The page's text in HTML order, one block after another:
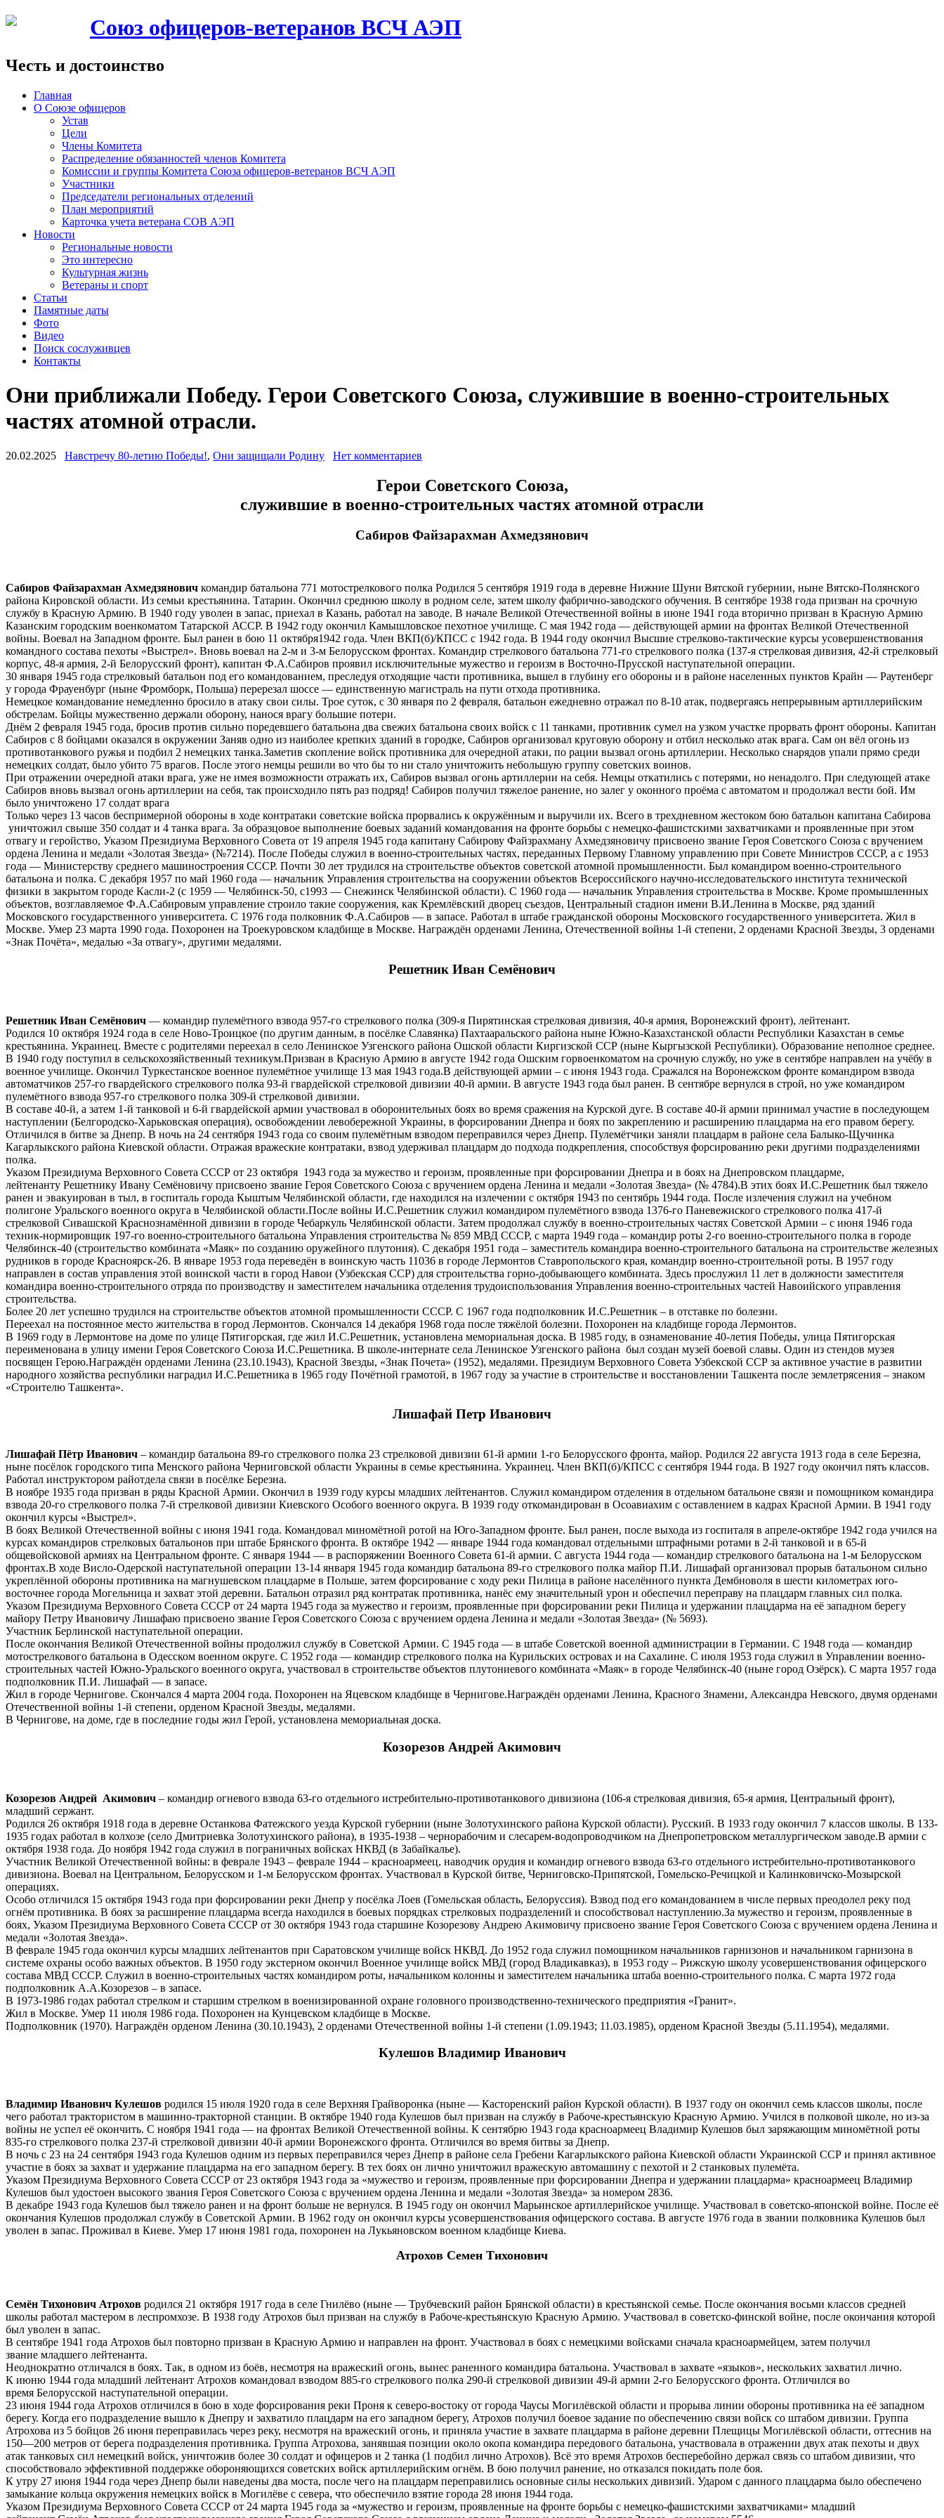
Союз офицеров-ветеранов ВСЧ АЭП
Честь и достоинство
Главная
О Союзе офицеров
Устав
Цели
Члены Комитета
Распределение обязанностей членов Комитета
Комиссии и группы Комитета Союза офицеров-ветеранов ВСЧ АЭП
Участники
Председатели региональных отделений
План мероприятий
Карточка учета ветерана CОВ АЭП
Новости
Региональные новости
Это интересно
Культурная жизнь
Ветераны и спорт
Статьи
Памятные даты
Фото
Видео
Поиск сослуживцев
Контакты
Они приближали Победу. Герои Советского Союза, служившие в военно-строительных
частях атомной отрасли.
20.02.2025 Навстречу 80-летию Победы!, Они защищали Родину Нет комментариев
Герои Советского Союза,
служившие в военно-строительных частях атомной отрасли
Сабиров Файзарахман Ахмедзянович
Сабиров Файзарахман Ахмедзянович командир батальона 771 мотострелкового полка Родился 5 сентября 1919 года в деревне Нижние Шуни Вятской губернии, ныне Вятско-Полянского
района Кировской области. Из семьи крестьянина. Татарин. Окончил среднюю школу в родном селе, затем школу фабрично-заводского обучения. В сентябре 1938 года призван на срочную
службу в Красную Армию. В 1940 году уволен в запас, приехал в Казань, работал на заводе. В начале Великой Отечественной войны в июне 1941 года вторично призван в Красную Армию
Казанским городским военкоматом Татарской АССР. В 1942 году окончил Камышловское пехотное училище. С мая 1942 года — действующей армии на фронтах Великой Отечественной
войны. Воевал на Западном фронте. Был ранен в бою 11 октября1942 года. Член ВКП(б)/КПСС с 1942 года. В 1944 году окончил Высшие стрелково-тактические курсы усовершенствования
командного состава пехоты «Выстрел». Вновь воевал на 2-м и 3-м Белорусском фронтах. Командир стрелкового батальона 771-го стрелкового полка (137-я стрелковая дивизия, 42-й стрелковый
корпус, 48-я армия, 2-й Белорусский фронт), капитан Ф.А.Сабиров проявил исключительные мужество и героизм в Восточно-Прусской наступательной операции.
30 января 1945 года стрелковый батальон под его командованием, преследуя отходящие части противника, вышел в глубину его обороны и в районе населенных пунктов Крайн — Раутенберг
у города Фрауенбург (ныне Фромборк, Польша) перерезал шоссе — единственную магистраль на пути отхода противника.
Немецкое командование немедленно бросило в атаку свои силы. Трое суток, с 30 января по 2 февраля, батальон ежедневно отражал по 8-10 атак, подвергаясь непрерывным артиллерийским
обстрелам. Бойцы мужественно держали оборону, нанося врагу большие потери.
Днём 2 февраля 1945 года, бросив против сильно поредевшего батальона два свежих батальона своих войск с 11 танками, противник сумел на узком участке прорвать фронт обороны. Капитан
Сабиров с 8 бойцами оказался в окружении Заняв одно из наиболее крепких зданий в городке, Сабиров организовал круговую оборону и отбил несколько атак врага. Сам он вёл огонь из
противотанкового ружья и подбил 2 немецких танка.Заметив скопление войск противника для очередной атаки, по рации вызвал огонь артиллерии. Несколько снарядов упали прямо среди
немецких солдат, было убито 75 врагов. После этого немцы решили во что бы то ни стало уничтожить небольшую группу советских воинов.
При отражении очередной атаки врага, уже не имея возможности отражать их, Сабиров вызвал огонь артиллерии на себя. Немцы откатились с потерями, но ненадолго. При следующей атаке
Сабиров вновь вызвал огонь артиллерии на себя, так происходило пять раз подряд! Сабиров получил тяжелое ранение, но залег у оконного проёма с автоматом и продолжал вести бой. Им
было уничтожено 17 солдат врага
Только через 13 часов беспримерной обороны в ходе контратаки советские войска прорвались к окружённым и выручили их. Всего в трехдневном жестоком бою батальон капитана Сабирова
уничтожил свыше 350 солдат и 4 танка врага. За образцовое выполнение боевых заданий командования на фронте борьбы с немецко-фашистскими захватчиками и проявленные при этом
отвагу и геройство, Указом Президиума Верховного Совета от 19 апреля 1945 года капитану Сабирову Файзрахману Ахмедзяновичу присвоено звание Героя Советского Союза с вручением
ордена Ленина и медали «Золотая Звезда» (№7214). После Победы служил в военно-строительных частях, переданных Первому Главному управлению при Совете Министров СССР, а с 1953
года — Министерству среднего машиностроения СССР. Почти 30 лет трудился на строительстве объектов советской атомной промышленности. Был командиром военно-строительного
батальона и полка. С декабря 1957 по май 1960 года — начальник Управления строительства на сооружении объектов Всероссийского научно-исследовательского института технической
физики в закрытом городе Касли-2 (с 1959 — Челябинск-50, с1993 — Снежинск Челябинской области). С 1960 года — начальник Управления строительства в Москве. Кроме промышленных
объектов, возглавляемое Ф.А.Сабировым управление строило такие сооружения, как Кремлёвский дворец съездов, Центральный стадион имени В.И.Ленина в Москве, ряд зданий
Московского государственного университета. С 1976 года полковник Ф.А.Сабиров — в запасе. Работал в штабе гражданской обороны Московского государственного университета. Жил в
Москве. Умер 23 марта 1990 года. Похоронен на Троекуровском кладбище в Москве. Награждён орденами Ленина, Отечественной войны 1-й степени, 2 орденами Красной Звезды, 3 орденами
«Знак Почёта», медалью «За отвагу», другими медалями.
Решетник Иван Семёнович
Решетник Иван Семёнович — командир пулемётного взвода 957-го стрелкового полка (309-я Пирятинская стрелковая дивизия, 40-я армия, Воронежский фронт), лейтенант.
Родился 10 октября 1924 года в селе Ново-Троицкое (по другим данным, в посёлке Славянка) Пахтааральского района ныне Южно-Казахстанской области Республики Казахстан в семье
крестьянина. Украинец. Вместе с родителями переехал в село Ленинское Узгенского района Ошской области Киргизской ССР (ныне Кыргызской Республики). Образование неполное среднее.
В 1940 году поступил в сельскохозяйственный техникум.Призван в Красную Армию в августе 1942 года Ошским горвоенкоматом на срочную службу, но уже в сентябре направлен на учёбу в
военное училище. Окончил Туркестанское военное пулемётное училище 13 мая 1943 года.В действующей армии – с июня 1943 года. Сражался на Воронежском фронте командиром взвода
автоматчиков 257-го гвардейского стрелкового полка 93-й гвардейской стрелковой дивизии 40-й армии. В августе 1943 года был ранен. В сентябре вернулся в строй, но уже командиром
пулемётного взвода 957-го стрелкового полка 309-й стрелковой дивизии.
В составе 40-й, а затем 1-й танковой и 6-й гвардейской армии участвовал в оборонительных боях во время сражения на Курской дуге. В составе 40-й армии принимал участие в последующем
наступлении (Белгородско-Харьковская операция), освобождении левобережной Украины, в форсировании Днепра и боях по закреплению и расширению плацдарма на его правом берегу.
Отличился в битве за Днепр. В ночь на 24 сентября 1943 года со своим пулемётным взводом переправился через Днепр. Пулемётчики заняли плацдарм в районе села Балыко-Щучинка
Кагарлыкского района Киевской области. Отражая вражеские контратаки, взвод удерживал плацдарм до подхода подкрепления, способствуя форсированию реки другими подразделениями
полка.
Указом Президиума Верховного Совета СССР от 23 октября 1943 года за мужество и героизм, проявленные при форсировании Днепра и в боях на Днепровском плацдарме,
лейтенанту Решетнику Ивану Семёновичу присвоено звание Героя Советского Союза с вручением ордена Ленина и медали «Золотая Звезда» (№ 4784).В этих боях И.С.Решетник был тяжело
ранен и эвакуирован в тыл, в госпиталь города Кыштым Челябинской области, где находился на излечении с октября 1943 по сентябрь 1944 года. После излечения служил на учебном
полигоне Уральского военного округа в Челябинской области.После войны И.С.Решетник служил командиром пулемётного взвода 1376-го Паневежиского стрелкового полка 417-й
стрелковой Сивашской Краснознамённой дивизии в городе Чебаркуль Челябинской области. Затем продолжал службу в военно-строительных частях Советской Армии – с июня 1946 года
техник-нормировщик 197-го военно-строительного батальона Управления строительства № 859 МВД СССР, с марта 1949 года – командир роты 2-го военно-строительного полка в городе
Челябинск-40 (строительство комбината «Маяк» по созданию оружейного плутония). С декабря 1951 года – заместитель командира военно-строительного батальона на строительстве железных
рудников в городе Красноярск-26. В январе 1953 года переведён в воинскую часть 11036 в городе Лермонтов Ставропольского края, командир военно-строительной роты. В 1957 году
направлен в состав управления этой воинской части в город Навои (Узбекская ССР) для строительства горно-добывающего комбината. Здесь прослужил 11 лет в должности заместителя
командира военно-строительного отряда по производству и заместителем начальника отделения трудоиспользования Управления военно-строительных частей Навоийского управления
строительства.
Более 20 лет успешно трудился на строительстве объектов атомной промышленности СССР. С 1967 года подполковник И.С.Решетник – в отставке по болезни.
Переехал на постоянное место жительства в город Лермонтов. Скончался 14 декабря 1968 года после тяжёлой болезни. Похоронен на кладбище города Лермонтов.
В 1969 году в Лермонтове на доме по улице Пятигорская, где жил И.С.Решетник, установлена мемориальная доска. В 1985 году, в ознаменование 40-летия Победы, улица Пятигорская
переименована в улицу имени Героя Советского Союза И.С.Решетника. В школе-интернате села Ленинское Узгенского района был создан музей боевой славы. Один из стендов музея
посвящен Герою.Награждён орденами Ленина (23.10.1943), Красной Звезды, «Знак Почета» (1952), медалями. Президиум Верховного Совета Узбекской ССР за активное участие в развитии
народного хозяйства республики наградил И.С.Решетника в 1965 году Почётной грамотой, в 1967 году за участие в строительстве и восстановлении Ташкента после землетрясения – знаком
«Строителю Ташкента».
Лишафай Петр Иванович
Лишафай Пётр Иванович – командир батальона 89-го стрелкового полка 23 стрелковой дивизии 61-й армии 1-го Белорусского фронта, майор. Родился 22 августа 1913 года в селе Березна,
ныне посёлок городского типа Менского района Черниговской области Украины в семье крестьянина. Украинец. Член ВКП(б)/КПСС с сентября 1944 года. В 1927 году окончил пять классов.
Работал инструктором райотдела связи в посёлке Березна.
В ноябре 1935 года призван в ряды Красной Армии. Окончил в 1939 году курсы младших лейтенантов. Служил командиром отделения в отдельном батальоне связи и помощником командира
взвода 20-го стрелкового полка 7-й стрелковой дивизии Киевского Особого военного округа. В 1939 году откомандирован в Осоавиахим с оставлением в кадрах Красной Армии. В 1941 году
окончил курсы «Выстрел».
В боях Великой Отечественной войны с июня 1941 года. Командовал миномётной ротой на Юго-Западном фронте. Был ранен, после выхода из госпиталя в апреле-октябре 1942 года учился на
курсах командиров стрелковых батальонов при штабе Брянского фронта. В октябре 1942 — январе 1944 года командовал отдельными штрафными ротами в 2-й танковой и в 65-й
общевойсковой армиях на Центральном фронте. С января 1944 — в распоряжении Военного Совета 61-й армии. С августа 1944 года — командир стрелкового батальона на 1-м Белорусском
фронтах.В ходе Висло-Одерской наступательной операции 13-14 января 1945 года командир батальона 89-го стрелкового полка майор П.И. Лишафай организовал прорыв батальоном сильно
укреплённой обороны противника на магнушевском плацдарме в Польше, затем форсирование с ходу реки Пилица в районе населённого пункта Дембноволя в шести километрах юго-
восточнее города Могельница и захват этой деревни. Батальон отразил ряд контратак противника, нанёс ему значительный урон и обеспечил переправу на плацдарм главных сил полка.
Указом Президиума Верховного Совета СССР от 24 марта 1945 года за мужество и героизм, проявленные при форсировании реки Пилица и удержании плацдарма на её западном берегу
майору Петру Ивановичу Лишафаю присвоено звание Героя Советского Союза с вручением ордена Ленина и медали «Золотая Звезда» (№ 5693).
Участник Берлинской наступательной операции.
После окончания Великой Отечественной войны продолжил службу в Советской Армии. С 1945 года — в штабе Советской военной администрации в Германии. С 1948 года — командир
мотострелкового батальона в Одесском военном округе. С 1952 года — командир стрелкового полка на Курильских островах и на Сахалине. С июля 1953 года служил в Управлении военно-
строительных частей Южно-Уральского военного округа, участвовал в строительстве объектов плутониевого комбината «Маяк» в городе Челябинск-40 (ныне город Озёрск). С марта 1957 года
подполковник П.И. Лишафай — в запасе.
Жил в городе Чернигове. Скончался 4 марта 2004 года. Похоронен на Яцевском кладбище в Чернигове.Награждён орденами Ленина, Красного Знамени, Александра Невского, двумя орденами
Отечественной войны 1-й степени, орденом Красной Звезды, медалями.
В Чернигове, на доме, где в последние годы жил Герой, установлена мемориальная доска.
Козорезов Андрей Акимович
Козорезов Андрей Акимович – командир огневого взвода 63-го отдельного истребительно-противотанкового дивизиона (106-я стрелковая дивизия, 65-я армия, Центральный фронт),
младший сержант.
Родился 26 октября 1918 года в деревне Останкова Фатежского уезда Курской губернии (ныне Золотухинского района Курской области). Русский. В 1933 году окончил 7 классов школы. В 133-
1935 годах работал в колхозе (село Дмитриевка Золотухинского района), в 1935-1938 – чернорабочим и слесарем-водопроводчиком на Днепропетровском металлургическом заводе.В армии с
октября 1938 года. До ноября 1942 года служил в пограничных войсках НКВД (в Забайкалье).
Участник Великой Отечественной войны: в феврале 1943 – феврале 1944 – красноармеец, наводчик орудия и командир огневого взвода 63-го отдельного истребительно-противотанкового
дивизиона. Воевал на Центральном, Белорусском и 1-м Белорусском фронтах. Участвовал в Курской битве, Черниговско-Припятской, Гомельско-Речицкой и Калинковичско-Мозырской
операциях.
Особо отличился 15 октября 1943 года при форсировании реки Днепр у посёлка Лоев (Гомельская область, Белоруссия). Взвод под его командованием в числе первых преодолел реку под
огнём противника. В боях за расширение плацдарма всегда находился в боевых порядках стрелковых подразделений и способствовал наступлению.За мужество и героизм, проявленные в
боях, Указом Президиума Верховного Совета СССР от 30 октября 1943 года старшине Козорезову Андрею Акимовичу присвоено звание Героя Советского Союза с вручением ордена Ленина и
медали «Золотая Звезда».
В феврале 1945 года окончил курсы младших лейтенантов при Саратовском училище войск НКВД. До 1952 года служил помощником начальников гарнизонов и начальником гарнизона в
системе охраны особо важных объектов. В 1950 году экстерном окончил Военное училище войск МВД (город Владикавказ), в 1953 году – Рижскую школу усовершенствования офицерского
состава МВД СССР. Служил в военно-строительных частях командиром роты, начальником колонны и заместителем начальника штаба военно-строительного полка. С марта 1972 года
подполковник А.А.Козорезов – в запасе.
В 1973-1986 годах работал стрелком и старшим стрелком в военизированной охране головного производственно-технического предприятия «Гранит».
Жил в Москве. Умер 11 июля 1986 года. Похоронен на Кунцевском кладбище в Москве.
Подполковник (1970). Награждён орденом Ленина (30.10.1943), 2 орденами Отечественной войны 1-й степени (1.09.1943; 11.03.1985), орденом Красной Звезды (5.11.1954), медалями.
Кулешов Владимир Иванович
Владимир Иванович Кулешов родился 15 июля 1920 года в селе Верхняя Грайворонка (ныне — Касторенский район Курской области). В 1937 году он окончил семь классов школы, после
чего работал трактористом в машинно-тракторной станции. В октябре 1940 года Кулешов был призван на службу в Рабоче-крестьянскую Красную Армию. Учился в полковой школе, но из-за
войны не успел её окончить. С ноября 1941 года — на фронтах Великой Отечественной войны. К сентябрю 1943 года красноармеец Владимир Кулешов был заряжающим миномётной роты
835-го стрелкового полка 237-й стрелковой дивизии 40-й армии Воронежского фронта. Отличился во время битвы за Днепр.
В ночь с 23 на 24 сентября 1943 года Кулешов одним из первых переправился через Днепр в районе села Гребени Кагарлыкского района Киевской области Украинской ССР и принял активное
участие в боях за захват и удержание плацдарма на его западном берегу. В тех боях он лично уничтожил вражескую автомашину с пехотой и 2 станковых пулемёта.
Указом Президиума Верховного Совета СССР от 23 октября 1943 года за «мужество и героизм, проявленные при форсировании Днепра и удержании плацдарма» красноармеец Владимир
Кулешов был удостоен высокого звания Героя Советского Союза с вручением ордена Ленина и медали «Золотая Звезда» за номером 2836.
В декабре 1943 года Кулешов был тяжело ранен и на фронт больше не вернулся. В 1945 году он окончил Марьинское артиллерийское училище. Участвовал в советско-японской войне. После её
окончания Кулешов продолжал службу в Советской Армии. В 1962 году он окончил курсы усовершенствования офицерского состава. В августе 1976 года в звании полковника Кулешов был
уволен в запас. Проживал в Киеве. Умер 17 июня 1981 года, похоронен на Лукьяновском военном кладбище Киева.
Атрохов Семен Тихонович
Семён Тихонович Атрохов родился 21 октября 1917 года в селе Гнилёво (ныне — Трубчевский район Брянской области) в крестьянской семье. После окончания восьми классов средней
школы работал мастером в леспромхозе. В 1938 году Атрохов был призван на службу в Рабоче-крестьянскую Красную Армию. Участвовал в советско-финской войне, после окончания которой
был уволен в запас.
В сентябре 1941 года Атрохов был повторно призван в Красную Армию и направлен на фронт. Участвовал в боях с немецкими войсками сначала красноармейцем, затем получил
звание младшего лейтенанта.
Неоднократно отличался в боях. Так, в одном из боёв, несмотря на вражеский огонь, вынес раненного командира батальона. Участвовал в захвате «языков», нескольких захватил лично.
К июню 1944 года младший лейтенант Атрохов командовал взводом 885-го стрелкового полка 290-й стрелковой дивизии 49-й армии 2-го Белорусского фронта. Отличился во
время Белорусской наступательной операции.
23 июня 1944 года Атрохов отличился в бою в ходе форсирования реки Проня к северо-востоку от города Чаусы Могилёвской области и прорыва линии обороны противника на её западном
берегу. Когда его подразделение вышло к Днепру и захватило плацдарм на его западном берегу, Атрохов получил боевое задание по обеспечению связи войск со штабом дивизии. Группа
Атрохова из 5 бойцов 26 июня переправилась через реку, несмотря на вражеский огонь, и приняла участие в захвате плацдарма в районе деревни Плещицы Могилёвской области, оттеснив на
150—200 метров от берега подразделения противника. Группа Атрохова, занявшая позиции около окопа командира передового батальона, участвовала в отражении двух атак пехоты и двух
атак танковых сил немецкий войск, уничтожив более 30 солдат и офицеров и 2 танка (1 подбил лично Атрохов). Всё это время Атрохов бесперебойно держал связь со штабом дивизии, что
способствовало эффективной поддержке обороняющихся советских войск артиллерийским огнём. В бою получил ранение, но отказался покидать поле боя.
К утру 27 июня 1944 года через Днепр были наведены два моста, после чего на плацдарм переправились основные силы нескольких дивизий. Ударом с данного плацдарма было обеспечено
замыкание кольца окружения немецких войск в Могилёве с севера, что обеспечило взятие города 28 июня 1944 года.
Указом Президиума Верховного Совета СССР от 24 марта 1945 года за «мужество и героизм, проявленные на фронте борьбы с немецко-фашистскими захватчиками» младший